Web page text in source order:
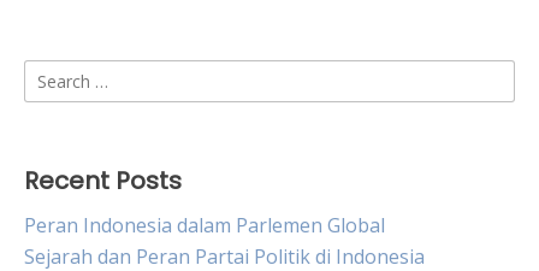
Search
for:
Recent Posts
Peran Indonesia dalam Parlemen Global
Sejarah dan Peran Partai Politik di Indonesia